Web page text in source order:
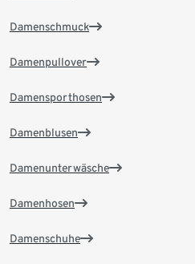
Damenschmuck
Damenpullover
Damensporthosen
Damenblusen
Damenunterwäsche
Damenhosen
Damenschuhe